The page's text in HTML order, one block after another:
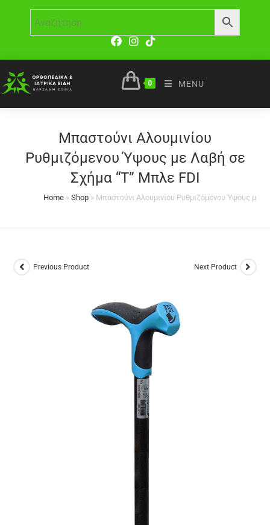
0 MENU
Μπαστούνι Αλουμινίου
Ρυθμιζόμενου Ύψους με Λαβή σε
Σχήμα “Τ” Μπλε FDI
Home »Shop » Μπαστούνι Αλουμινίου Ρυθμιζόμενου Ύψους με
Previous Product Next Product